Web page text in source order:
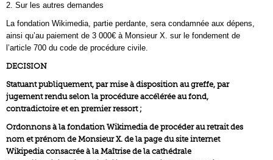
2. Sur les autres demandes
La fondation Wikimedia, partie perdante, sera condamnée aux dépens,
ainsi qu’au paiement de 3 000€ à Monsieur X. sur le fondement de
l’article 700 du code de procédure civile.
DECISION
Statuant publiquement, par mise à disposition au greffe, par
jugement rendu selon la procédure accélérée au fond,
contradictoire et en premier ressort ;
Ordonnons à la fondation Wikimedia de procéder au retrait des
nom et prénom de Monsieur X. de la page du site internet
Wikipedia consacrée à la Maîtrise de la cathédrale